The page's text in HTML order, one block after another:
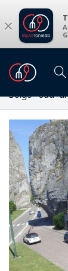
×
Restaurants
Belge · Sud-